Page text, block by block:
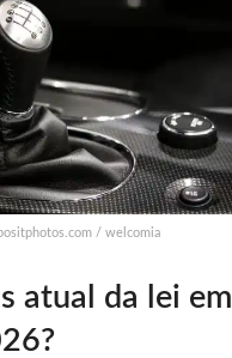
/ welcomia
atual da lei em